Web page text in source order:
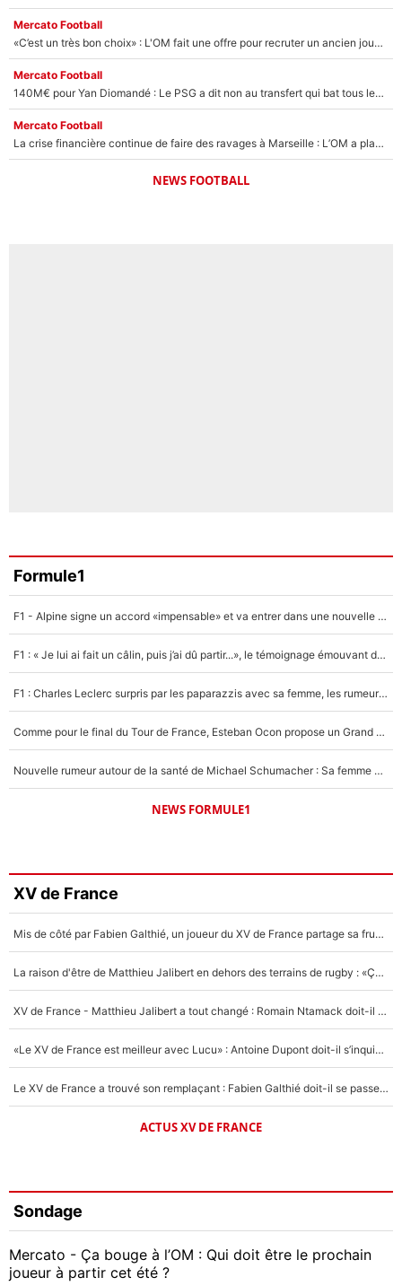
Mercato Football
«C’est un très bon choix» : L'OM fait une offre pour recruter un ancien joueur du PSG... et c'est validé dans l'After Foot !
Mercato Football
140M€ pour Yan Diomandé : Le PSG a dit non au transfert qui bat tous les records sur le mercato
Mercato Football
La crise financière continue de faire des ravages à Marseille : L’OM a placé 12 joueurs sur le marché des transferts… et ça pourrait lui rapporter près de 100M€ !
NEWS FOOTBALL
Formule1
F1 - Alpine signe un accord «impensable» et va entrer dans une nouvelle dimension : Grande nouvelle pour Pierre Gasly !
F1 : « Je lui ai fait un câlin, puis j’ai dû partir...», le témoignage émouvant de Max Verstappen sur sa fille
F1 : Charles Leclerc surpris par les paparazzis avec sa femme, les rumeurs étaient vraies !
Comme pour le final du Tour de France, Esteban Ocon propose un Grand Prix de Formule 1 à Paris : «Autour de l’Arc de Triomphe, ce serait génial» !
Nouvelle rumeur autour de la santé de Michael Schumacher : Sa femme Corinna sort du silence
NEWS FORMULE1
XV de France
Mis de côté par Fabien Galthié, un joueur du XV de France partage sa frustration : «ils ne me l’ont pas dit tout de suite»
La raison d'être de Matthieu Jalibert en dehors des terrains de rugby : «Ça m'atteint autant que si tu touches à un membre de ma famille»
XV de France - Matthieu Jalibert a tout changé : Romain Ntamack doit-il s’inquiéter pour sa place à un an de la Coupe du monde ?
«Le XV de France est meilleur avec Lucu» : Antoine Dupont doit-il s’inquiéter pour sa place ?
Le XV de France a trouvé son remplaçant : Fabien Galthié doit-il se passer d'Antoine Dupont ?
ACTUS XV DE FRANCE
Sondage
Mercato - Ça bouge à l’OM : Qui doit être le prochain
joueur à partir cet été ?